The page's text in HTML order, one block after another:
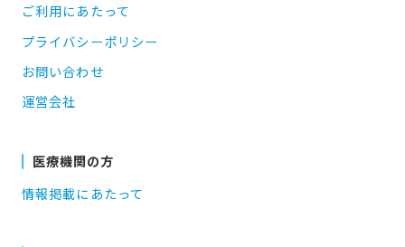
ご利用にあたって
プライバシーポリシー
お問い合わせ
運営会社
医療機関の方
情報掲載にあたって